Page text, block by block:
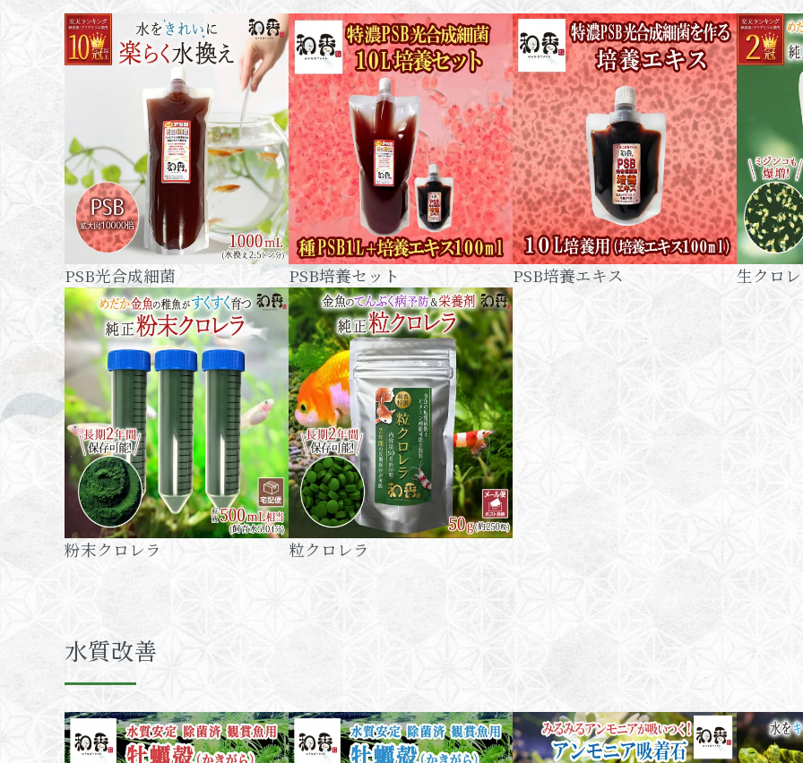
PSB光合成細菌 PSB培養セット PSB培養エキス 生クロ
粉末クロレラ 粒クロレラ
水質改善